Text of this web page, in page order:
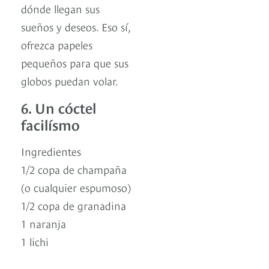
dónde llegan sus
sueños y deseos. Eso sí,
ofrezca papeles
pequeños para que sus
globos puedan volar.
6. Un cóctel
facilísmo
Ingredientes
1/2 copa de champaña
(o cualquier espumoso)
1/2 copa de granadina
1 naranja
1 lichi